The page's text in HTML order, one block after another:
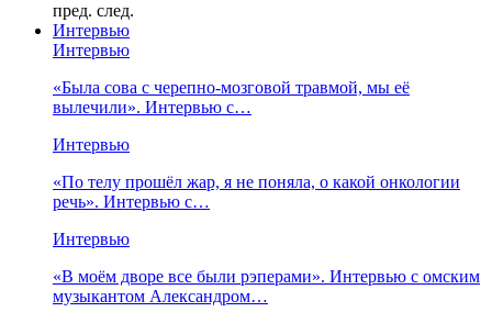
пред. след.
Интервью
Интервью
«Была сова с черепно-мозговой травмой, мы её
вылечили». Интервью с…
Интервью
«По телу прошёл жар, я не поняла, о какой онкологии
речь». Интервью с…
Интервью
«В моём дворе все были рэперами». Интервью с омским
музыкантом Александром…